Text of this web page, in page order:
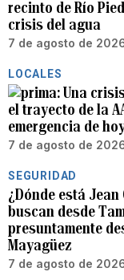
recinto de Río
crisis del agua
7 de agosto de
LOCALES
Una
el trayecto de la
emergencia de
7 de agosto de
SEGURIDAD
¿Dónde está
buscan desde
presuntamente
Mayagüez
7 de agosto de